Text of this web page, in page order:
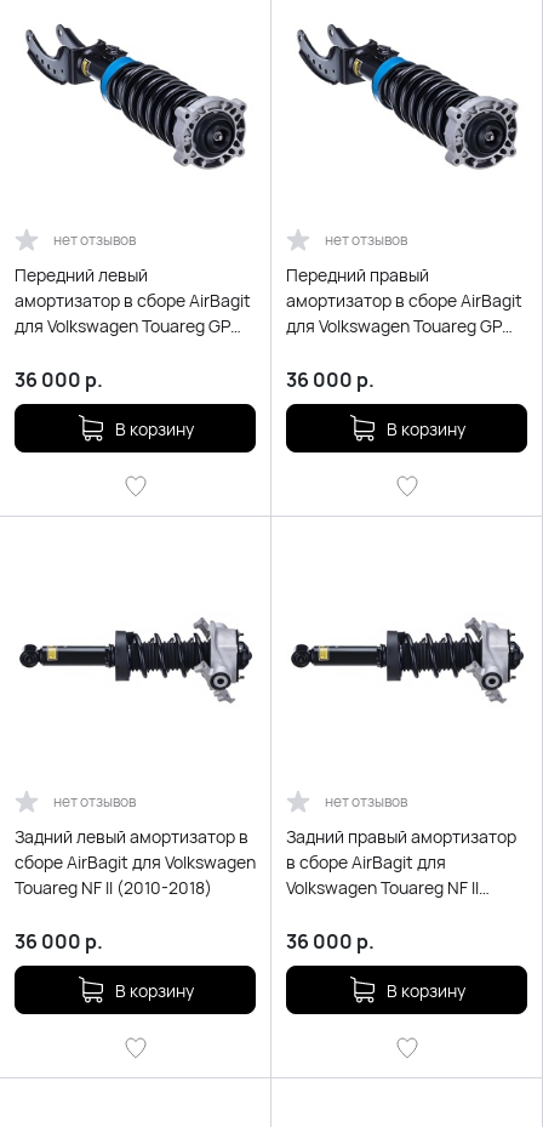
нет отзывов
Передний левый
амортизатор в сборе AirBagit
для Volkswagen Touareg GP
36 000 р.
В корзину
нет отзывов
Передний правый
амортизатор в сборе AirBagit
для Volkswagen Touareg GP
36 000 р.
В корзину
нет отзывов
Задний левый амортизатор в
сборе AirBagit для Volkswagen
Touareg NF II (2010-2018)
36 000 р.
В корзину
нет отзывов
Задний правый амортизатор
в сборе AirBagit для
Volkswagen Touareg NF II
36 000 р.
В корзину